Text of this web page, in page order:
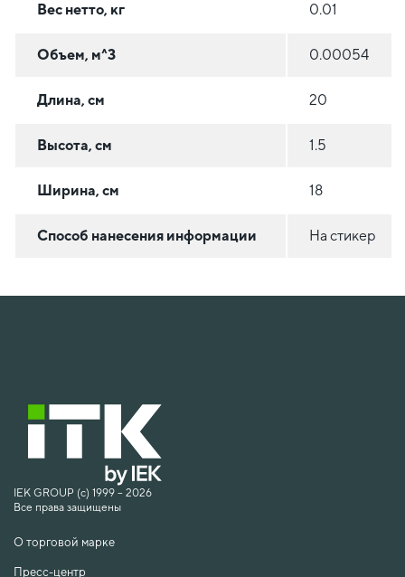
Вес нетто, кг 0.01
Объем, м^3 0.00054
Длина, см 20
Высота, см 1.5
Ширина, см 18
Способ нанесения информации На стикер
IEK GROUP (c) 1999 – 2026
Все права защищены
О торговой марке
Пресс-центр